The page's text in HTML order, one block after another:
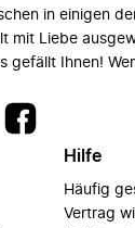
in einigen
mit Liebe
gefällt Ihnen!
Hilfe
Häufig
Vertrag